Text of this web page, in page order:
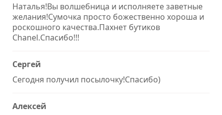
Наталья!Вы волшебница и исполняете заветные
желания!Сумочка просто божественно хороша и
роскошного качества.Пахнет бутиков
Chanel.Спасибо!!!
Сергей
Сегодня получил посылочку!Спасибо)
Алексей